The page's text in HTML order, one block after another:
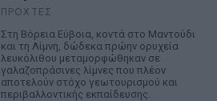
ΠΡΟΧΤΈΣ
Στη Βόρεια Εύβοια, κοντά στο Μαντούδι
και τη Λίμνη, δώδεκα πρώην ορυχεία
λευκόλιθου μεταμορφώθηκαν σε
γαλαζοπράσινες λίμνες που πλέον
αποτελούν στόχο γεωτουρισμού και
περιβαλλοντικής εκπαίδευσης.